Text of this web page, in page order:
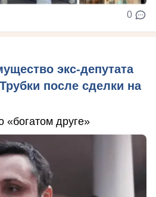
0
экс-депутата
после сделки на
«богатом друге»